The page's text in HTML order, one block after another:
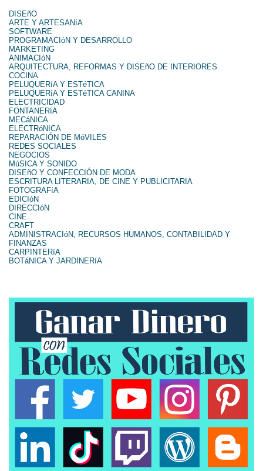
DISEñO
ARTE Y ARTESANíA
SOFTWARE
PROGRAMACIóN Y DESARROLLO
MARKETING
ANIMACIóN
ARQUITECTURA, REFORMAS Y DISEñO DE INTERIORES
COCINA
PELUQUERíA Y ESTéTICA
PELUQUERíA Y ESTéTICA CANINA
ELECTRICIDAD
FONTANERíA
MECáNICA
ELECTRóNICA
REPARACIÓN DE MóVILES
REDES SOCIALES
NEGOCIOS
MúSICA Y SONIDO
DISEñO Y CONFECCIÓN DE MODA
ESCRITURA LITERARIA, DE CINE Y PUBLICITARIA
FOTOGRAFíA
EDICIóN
DIRECCIóN
CINE
CRAFT
ADMINISTRACIóN, RECURSOS HUMANOS, CONTABILIDAD Y
FINANZAS
CARPINTERíA
BOTáNICA Y JARDINERíA